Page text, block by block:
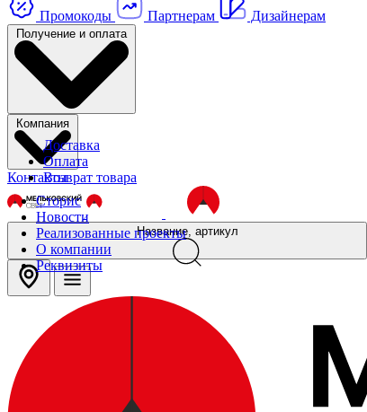
Промокоды Партнерам Дизайнерам
Получение и оплата
Доставка
Оплата
Возврат товара
Компания
Сторис
Новости
Реализованные проекты
О компании
Реквизиты
Контакты
Название, артикул